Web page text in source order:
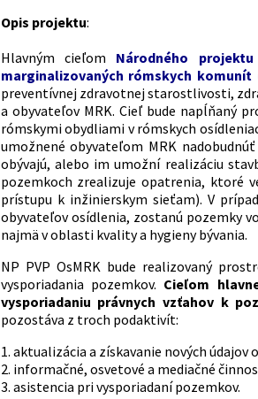
Opis projektu:
Hlavným cieľom Národného
marginalizovaných rómskych komunít
preventívnej zdravotnej starostlivosti,
a obyvateľov MRK. Cieľ bude napĺňaný
rómskymi obydliami v rómskych
umožnené obyvateľom MRK
obývajú, alebo im umožní realizáciu
pozemkoch zrealizuje opatrenia, ktoré
prístupu k inžinierskym sieťam). V
obyvateľov osídlenia, zostanú pozemky
najmä v oblasti kvality a hygieny bývania.
NP PVP OsMRK bude realizovaný
vysporiadania pozemkov. Cieľom
vysporiadaniu právnych vzťahov k
pozostáva z troch podaktivít:
1. aktualizácia a získavanie nových
2. informačné, osvetové a mediačné
3. asistencia pri vysporiadaní pozemkov.